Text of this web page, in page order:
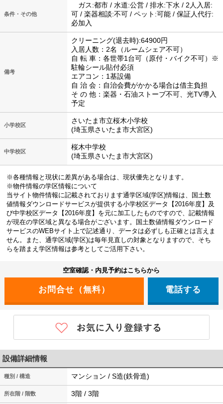
条件・その他
ガス:都市 / 水道:公営 / 排水:下水 / 2人入居:
可 / 楽器相談:不可 / ペット:可能 / 保証人代行:
必加入
備考
クリーニング(退去時):64900円
入居人数：2名（ルームシェア不可）
自 転 車：各世帯1台可（原付・バイク不可）※
駐輪シール貼付必須
エアコン：1基設備
自 治 会：自治会費がかかる場合は借主負担
そ の 他：楽器・石油ストーブ不可、光TV導入
予定
小学校区
さいたま市立桜木小学校
(埼玉県さいたま市大宮区)
中学校区
桜木中学校
(埼玉県さいたま市大宮区)
※各種情報と現状に差異がある場合は、現状優先となります。
※物件情報の学区情報について
当サイト物件情報に記載されております通学区域(学区)情報は、国土数
値情報ダウンロードサービスが提供する小学校区データ【2016年度】及
び中学校区データ【2016年度】を元に加工したものですので、記載情報
が現在の学区域と異なる場合がございます。国土数値情報ダウンロード
サービスのWEBサイト上で記述通り、データは必ずしも正確とは言えま
せん。また、通学区域(学区)は毎年見直しの対象となりますので、そち
らを踏まえ学区情報は参考としてご活用下さい。
空室確認・内見予約はこちらから
電話する
設備詳細情報
種別 / 構造 マンション / S造(鉄骨造)
所在階 / 階数 3階 / 3階